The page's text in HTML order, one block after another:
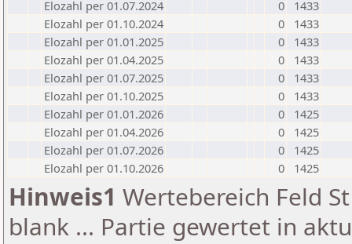
Elozahl per 01.07.2024
0
1433
Elozahl per 01.10.2024
0
1433
Elozahl per 01.01.2025
0
1433
Elozahl per 01.04.2025
0
1433
Elozahl per 01.07.2025
0
1433
Elozahl per 01.10.2025
0
1433
Elozahl per 01.01.2026
0
1425
Elozahl per 01.04.2026
0
1425
Elozahl per 01.07.2026
0
1425
Elozahl per 01.10.2026
0 1425
Hinweis1 Wertebereich Feld
blank ... Partie gewertet in